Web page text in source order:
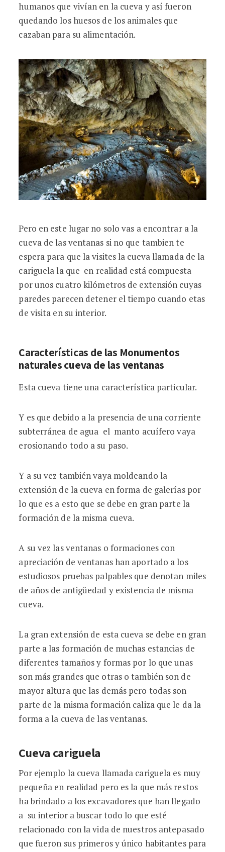
humanos que vivían en la cueva y así fueron
quedando los huesos de los animales que
cazaban para su alimentación.
Pero en este lugar no solo vas a encontrar a la
cueva de las ventanas si no que tambien te
espera para que la visites la cueva llamada de la
cariguela la que en realidad está compuesta
por unos cuatro kilómetros de extensión cuyas
paredes parecen detener el tiempo cuando etas
de visita en su interior.
Características de las Monumentos
naturales cueva de las ventanas
Esta cueva tiene una característica particular.
Y es que debido a la presencia de una corriente
subterránea de agua el manto acuífero vaya
erosionando todo a su paso.
Y a su vez también vaya moldeando la
extensión de la cueva en forma de galerías por
lo que es a esto que se debe en gran parte la
formación de la misma cueva.
A su vez las ventanas o formaciones con
apreciación de ventanas han aportado a los
estudiosos pruebas palpables que denotan miles
de años de antigüedad y existencia de misma
cueva.
La gran extensión de esta cueva se debe en gran
parte a las formación de muchas estancias de
diferentes tamaños y formas por lo que unas
son más grandes que otras o también son de
mayor altura que las demás pero todas son
parte de la misma formación caliza que le da la
forma a la cueva de las ventanas.
Cueva cariguela
Por ejemplo la cueva llamada cariguela es muy
pequeña en realidad pero es la que más restos
ha brindado a los excavadores que han llegado
a su interior a buscar todo lo que esté
relacionado con la vida de nuestros antepasado
que fueron sus primeros y único habitantes para